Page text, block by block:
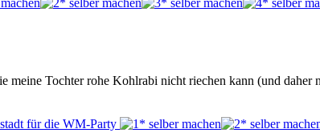
Tochter rohe Kohlrabi nicht riechen kann (und daher